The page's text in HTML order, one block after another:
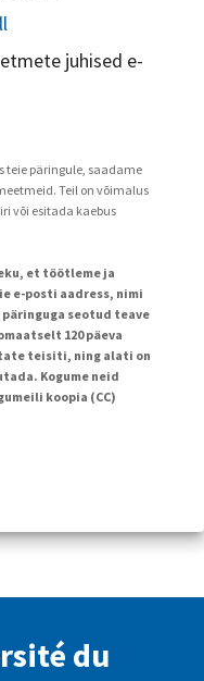
juhised e-
teie päringule, saadame
Teil on võimalus
või esitada kaebus
et töötleme ja
e-posti aadress, nimi
seotud teave
120 päeva
teisiti, ning alati on
Kogume neid
koopia (CC)
du